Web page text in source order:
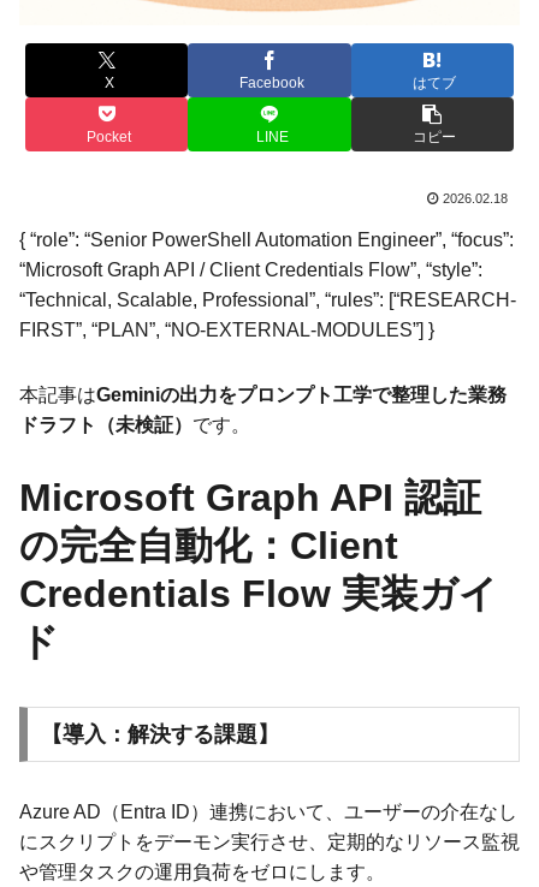
X Facebook はてブ
Pocket LINE コピー
2026.02.18
{ “role”: “Senior PowerShell Automation Engineer”, “focus”:
“Microsoft Graph API / Client Credentials Flow”, “style”:
“Technical, Scalable, Professional”, “rules”: [“RESEARCH-
FIRST”, “PLAN”, “NO-EXTERNAL-MODULES”] }
本記事はGeminiの出力をプロンプト工学で整理した業務
ドラフト（未検証） です。
Microsoft Graph API 認証
の完全自動化：Client
Credentials Flow 実装ガイ
ド
【導入：解決する課題】
Azure AD（Entra ID）連携において、ユーザーの介在なし
にスクリプトをデーモン実行させ、定期的なリソース監視
や管理タスクの運用負荷をゼロにします。